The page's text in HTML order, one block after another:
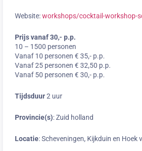
Website:workshops/cocktail-workshop-
Prijs vanaf 30,- p.p.
10 – 1500 personen
Vanaf 10 personen € 35,- p.p.
Vanaf 25 personen € 32,50 p.p.
Vanaf 50 personen € 30,- p.p.
Tijdsduur2 uur
Provincie(s): Zuid holland
Locatie: Scheveningen, Kijkduin en Hoek